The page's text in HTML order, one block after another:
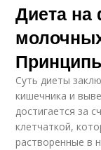
Диета на
Суть диеты
кишечника и
достигается за
клетчаткой,
растворенные в